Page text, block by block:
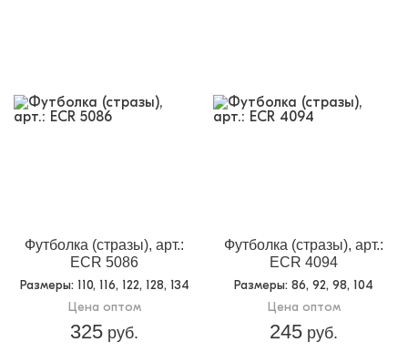
Футболка (стразы), арт.:
ECR 5086
Размеры: 110, 116, 122, 128, 134
Цена оптом
325 руб.
Футболка (стразы), арт.:
ECR 4094
Размеры: 86, 92, 98, 104
Цена оптом
245 руб.